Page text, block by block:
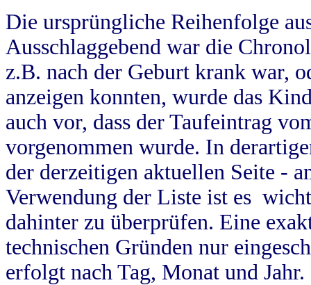
Die ursprüngliche Reihenfolge
Ausschlaggebend war die
z.B. nach der Geburt krank war,
anzeigen konnten, wurde das
auch vor, dass der Taufeintrag
vorgenommen wurde. In
der derzeitigen aktuellen Seite -
Verwendung der Liste ist es
dahinter zu überprüfen. Eine
technischen Gründen nur
erfolgt nach Tag, Monat und Jahr.